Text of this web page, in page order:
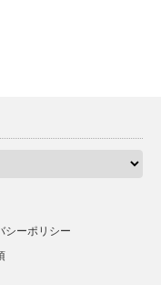
シーポリシー